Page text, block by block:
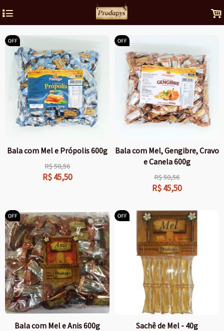
4 .
Bala com Mel e Própolis 600g
R$50,56
R$45,50
Bala com Mel, Gengibre, Cravo
e Canela 600g
R$50,56
R$45,50
Bala com Mel e Anis 600g Sachê de Mel - 40g